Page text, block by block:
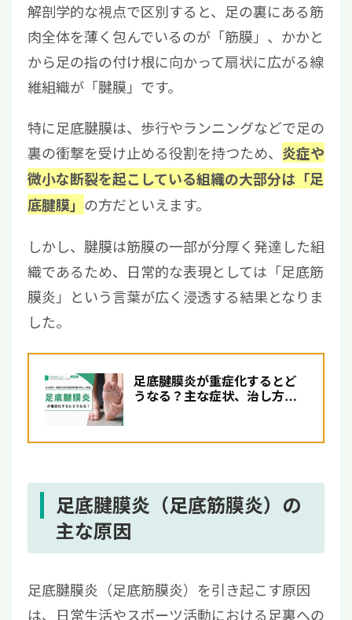
解剖学的な視点で区別すると、足の裏にある筋
肉全体を薄く包んでいるのが「筋膜」、かかと
から足の指の付け根に向かって扇状に広がる線
維組織が「腱膜」です。
特に足底腱膜は、歩行やランニングなどで足の
裏の衝撃を受け止める役割を持つため、 炎症や
微小な断裂を起こしている組織の大部分は「足
底腱膜」 の方だといえます。
しかし、腱膜は筋膜の一部が分厚く発達した組
織であるため、日常的な表現としては「足底筋
膜炎」という言葉が広く浸透する結果となりま
した。
足底腱膜炎が重症化するとど
うなる？主な症状、治し方に
足底腱膜炎（足底筋膜炎）の
主な原因
足底腱膜炎（足底筋膜炎）を引き起こす原因
は、日常生活やスポーツ活動における足裏への